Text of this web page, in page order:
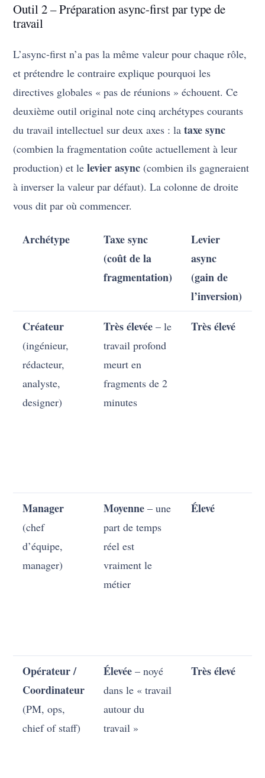
Outil 2 – Préparation async-first par type de
travail
L’async-first n’a pas la même valeur pour chaque rôle,
et prétendre le contraire explique pourquoi les
directives globales « pas de réunions » échouent. Ce
deuxième outil original note cinq archétypes courants
du travail intellectuel sur deux axes : lataxe sync
(combien la fragmentation coûte actuellement à leur
production) et lelevier async (combien ils gagneraient
à inverser la valeur par défaut). La colonne de droite
vous dit par où commencer.
Archétype
Taxe sync
(coût de la
fragmentation)
Levier
async
(gain de
l’inversion)
Créateur
(ingénieur,
rédacteur,
analyste,
designer)
Très élevée – le
travail profond
meurt en
fragments de 2
minutes
Très élevé
Manager
(chef
d’équipe,
manager)
Moyenne – une
part de temps
réel est
vraiment le
métier
Élevé
Opérateur /
Coordinateur
(PM, ops,
chief of staff)
Élevée – noyé
dans le « travail
autour du
travail »
Très élevé